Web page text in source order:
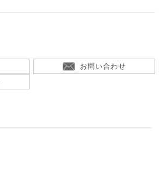
お問い合わせ